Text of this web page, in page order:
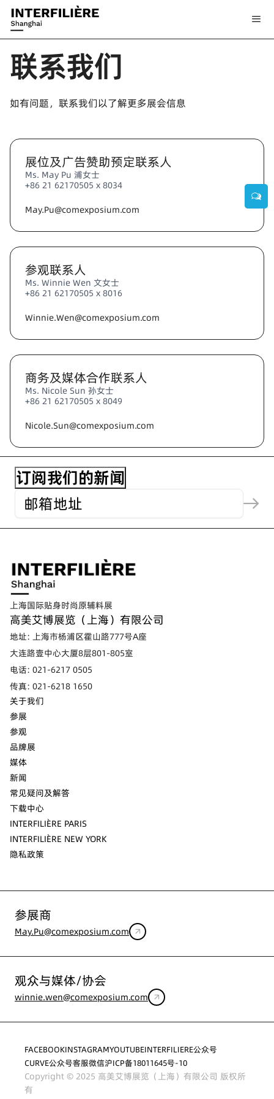
联系我们
如有问题，联系我们以了解更多展会信息
展位及广告赞助预定联系人
Ms. May Pu 浦女士
+86 21 62170505 x 8034
May.Pu@comexposium.com
参观联系人
Ms. Winnie Wen 文女士
+86 21 62170505 x 8016
Winnie.Wen@comexposium.com
商务及媒体合作联系人
Ms. Nicole Sun 孙女士
+86 21 62170505 x 8049
Nicole.Sun@comexposium.com
参展商
May.Pu@comexposium.com
观众与媒体/协会
winnie.wen@comexposium.com
上海国际贴身时尚原辅料展
高美艾博展览（上海）有限公司
地址: 上海市杨浦区霍山路777号A座
大连路壹中心大厦8层801-805室
电话: 021-6217 0505
传真: 021-6218 1650
关于我们
参展
参观
品牌展
媒体
新闻
常见疑问及解答
下载中心
INTERFILIÈRE PARIS
INTERFILIÈRE NEW YORK
隐私政策
FACEBOOKINSTAGRAMYOUTUBEINTERFILIERE公众号
CURVE公众号客服微信沪ICP备18011645号-10
Copyright © 2025 高美艾博展览（上海）有限公司 版权所
有